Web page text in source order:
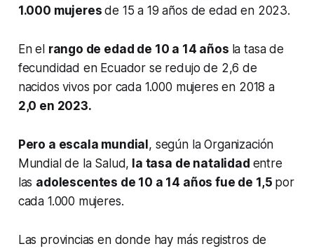
1.000 mujeresde 15 a 19 años de edad en 2023.
En el rango de edad de 10 a 14 años la tasa de
fecundidad en Ecuador se redujo de 2,6 de
nacidos vivos por cada 1.000 mujeres en 2018 a
2,0 en 2023.
Pero a escala mundial , según la Organización
Mundial de la Salud, la tasa de natalidad entre
las adolescentes de 10 a 14 años fue de 1,5 por
cada 1.000 mujeres.
Las provincias en donde hay más registros de